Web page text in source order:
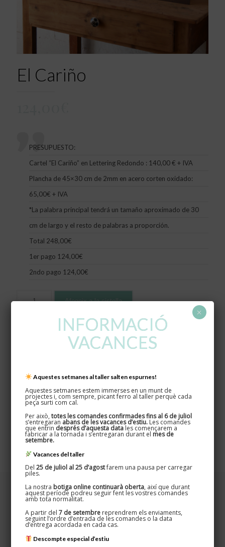
El Cariño
PRESUPUESTO:
Cartel “El Cariño” en Lettering Redondo : 140,00 € + IVA
Plancha de 45×30 cm de 2mm en acero corten oxidado:
65,00€ + IVA
*La palabra principal tendrá un tamaño aproximado de 30
cm de largo y el resto de palabras a proporción.
Total 248,00€
1er pago 124,00€
2ndo pago 124,00€
Afegeix a la cistella
Pes
2 kg
Dimensions
60 × 40 × 15 cm
INFORMACIÓ
VACANCES
Aquestes setmanes al taller salten espurnes!
Aquestes setmanes estem immerses en un munt de
projectes i, com sempre, picant ferro al taller perquè cada
peça surti com cal.
Per això,totes les comandes confirmades fins al 6 de juliol
s’entregaran abans de les vacances d’estiu. Les comandes
que entrin després d’aquesta data les començarem a
fabricar a la tornada i s’entregaran durant el mes de
setembre.
Vacances del taller
Del 25 de juliol al 25 d’agostfarem una pausa per carregar
piles.
La nostra botiga online continuarà oberta, així que durant
aquest període podreu seguir fent les vostres comandes
amb tota normalitat.
A partir del 7 de setembre reprendrem els enviaments,
seguint l’ordre d’entrada de les comandes o la data
d’entrega acordada en cada cas.
Descompte especial d’estiu
×